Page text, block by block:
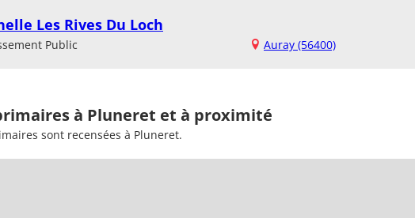
Les Rives Du Loch
Public Auray (56400)
à Pluneret et à proximité
sont recensées à Pluneret.